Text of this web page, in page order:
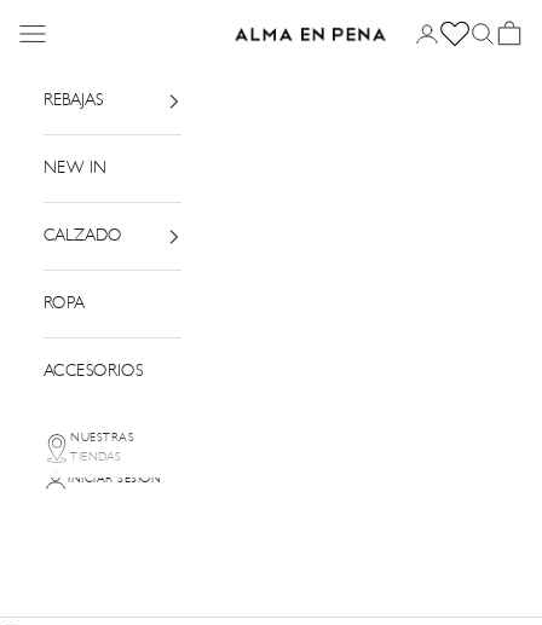
Alma en Pena
Menú Iniciar sesión
Buscar
Cesta
REBAJAS
NEW IN
CALZADO
ROPA
ACCESORIOS
NUESTRAS
TIENDAS
INICIAR SESIÓN